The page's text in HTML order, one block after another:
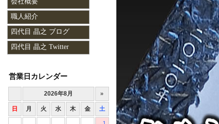
職人紹介
四代目 晶之 ブログ
四代目 晶之 Twitter
営業日カレンダー